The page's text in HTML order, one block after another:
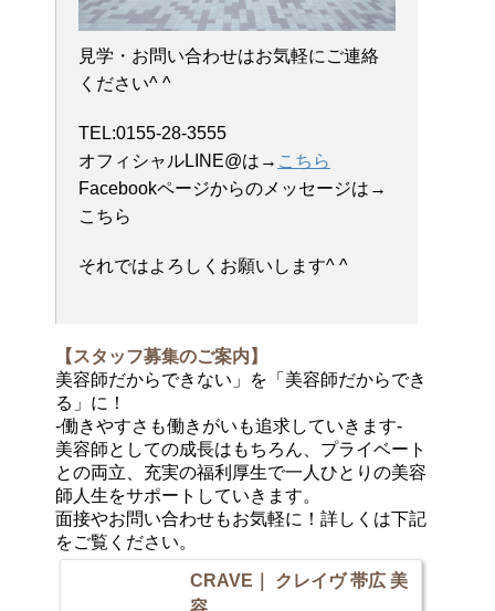
見学・お問い合わせはお気軽にご連絡
ください^ ^
TEL:0155-28-3555
オフィシャルLINE@は→ こちら
Facebookページからのメッセージは→
こちら
それではよろしくお願いします^ ^
【スタッフ募集のご案内】
美容師だからできない」を「美容師だからでき
る」に！
-働きやすさも働きがいも追求していきます-
美容師としての成長はもちろん、プライベート
との両立、充実の福利厚生で一人ひとりの美容
師人生をサポートしていきます。
面接やお問い合わせもお気軽に！詳しくは下記
をご覧ください。
CRAVE｜ クレイヴ 帯広 美
容...